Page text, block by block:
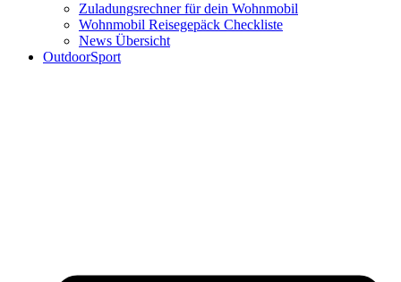
Zuladungsrechner für dein Wohnmobil
Wohnmobil Reisegepäck Checkliste
News Übersicht
OutdoorSport